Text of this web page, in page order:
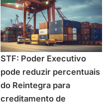
STF: Poder Executivo
pode reduzir percentuais
do Reintegra para
creditamento de